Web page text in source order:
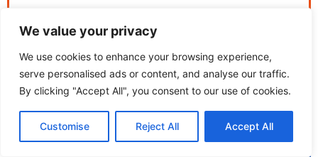
We value your privacy
We use cookies to enhance your browsing experience,
serve personalised ads or content, and analyse our traffic.
By clicking "Accept All", you consent to our use of cookies.
Customise Reject All Accept All
7
para lograr su objetivo